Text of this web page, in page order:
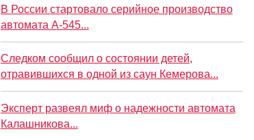
В России стартовало серийное производство
автомата А-545...
Следком сообщил о состоянии детей,
отравившихся в одной из саун Кемерова...
Эксперт развеял миф о надежности автомата
Калашникова...